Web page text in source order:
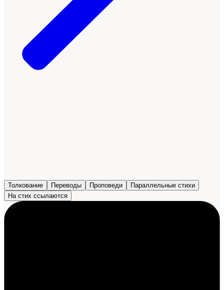
Толкование Переводы Проповеди
Параллельные стихи
На стих ссылаются